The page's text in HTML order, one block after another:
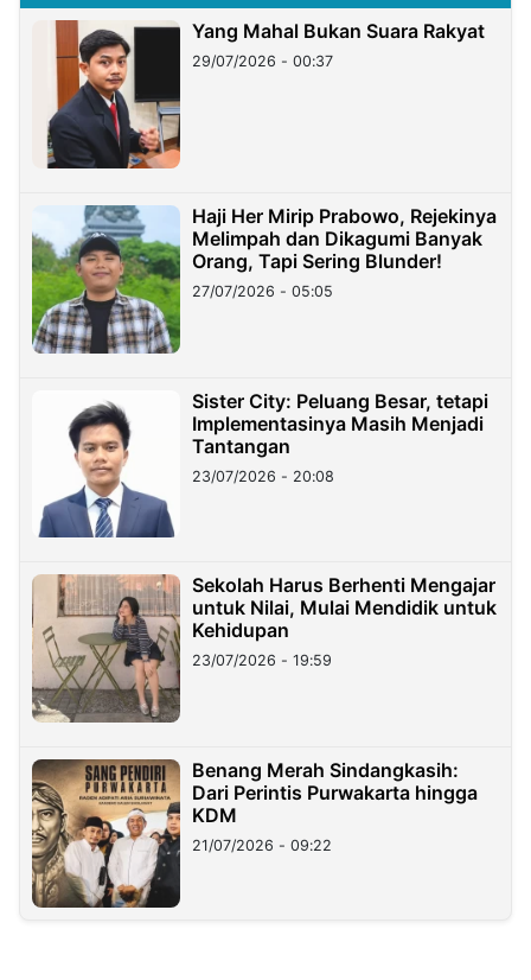
Yang Mahal Bukan Suara Rakyat
29/07/2026 - 00:37
Haji Her Mirip Prabowo, Rejekinya
Melimpah dan Dikagumi Banyak
Orang, Tapi Sering Blunder!
27/07/2026 - 05:05
Sister City: Peluang Besar, tetapi
Implementasinya Masih Menjadi
Tantangan
23/07/2026 - 20:08
Sekolah Harus Berhenti Mengajar
untuk Nilai, Mulai Mendidik untuk
Kehidupan
23/07/2026 - 19:59
Benang Merah Sindangkasih:
Dari Perintis Purwakarta hingga
KDM
21/07/2026 - 09:22